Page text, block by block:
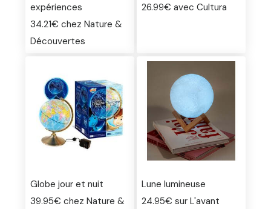
expériences
34.21€ chez Nature &
Découvertes
26.99€ avec Cultura
Globe jour et nuit
39.95€ chez Nature &
Lune lumineuse
24.95€ sur L'avant